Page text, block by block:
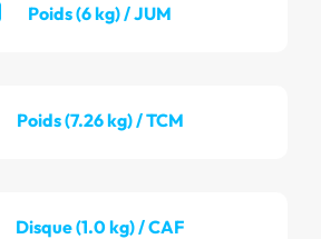
Poids (6 kg) / JUM
Poids (7.26 kg) / TCM
Disque (1.0 kg) / CAF